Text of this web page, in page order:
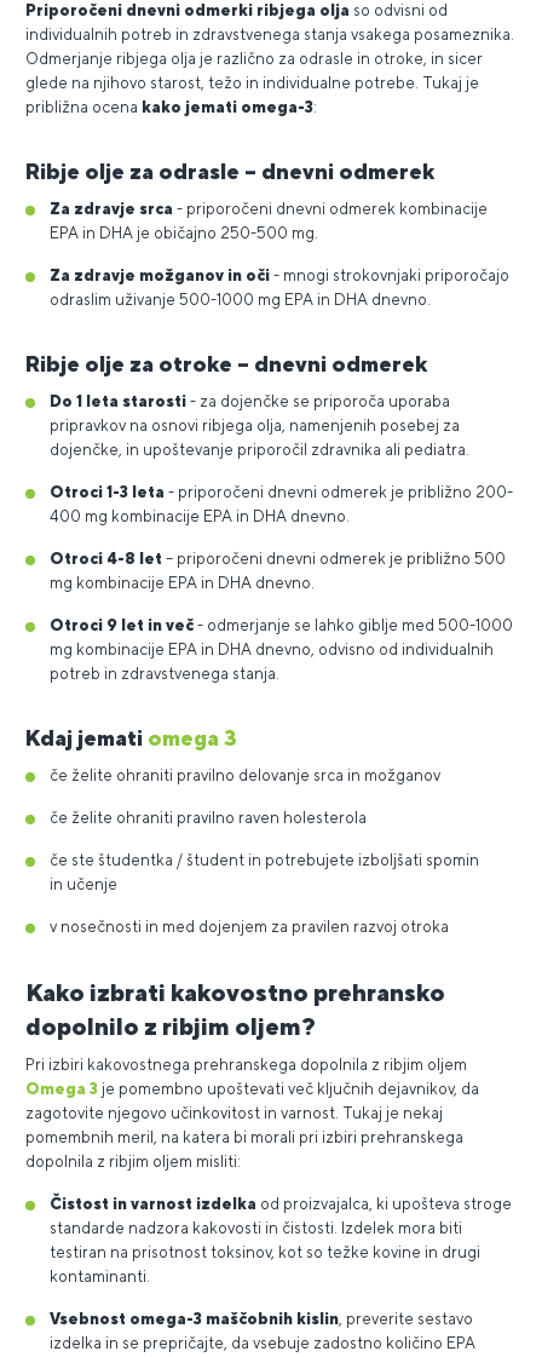
Priporočeni dnevni odmerki ribjega olja so odvisni od
individualnih potreb in zdravstvenega stanja vsakega posameznika.
Odmerjanje ribjega olja je različno za odrasle in otroke, in sicer
glede na njihovo starost, težo in individualne potrebe. Tukaj je
približna ocena kako jemati omega-3:
Ribje olje za odrasle – dnevni odmerek
Za zdravje srca - priporočeni dnevni odmerek kombinacije
EPA in DHA je običajno 250-500 mg.
Za zdravje možganov in oči - mnogi strokovnjaki priporočajo
odraslim uživanje 500-1000 mg EPA in DHA dnevno.
Ribje olje za otroke – dnevni odmerek
Do 1 leta starosti - za dojenčke se priporoča uporaba
pripravkov na osnovi ribjega olja, namenjenih posebej za
dojenčke, in upoštevanje priporočil zdravnika ali pediatra.
Otroci 1-3 leta - priporočeni dnevni odmerek je približno 200-
400 mg kombinacije EPA in DHA dnevno.
Otroci 4-8 let – priporočeni dnevni odmerek je približno 500
mg kombinacije EPA in DHA dnevno.
Otroci 9 let in več - odmerjanje se lahko giblje med 500-1000
mg kombinacije EPA in DHA dnevno, odvisno od individualnih
potreb in zdravstvenega stanja.
Kdaj jemati omega 3
če želite ohraniti pravilno delovanje srca in možganov
če želite ohraniti pravilno raven holesterola
če ste študentka / študent in potrebujete izboljšati spomin
in učenje
v nosečnosti in med dojenjem za pravilen razvoj otroka
Kako izbrati kakovostno prehransko
dopolnilo z ribjim oljem?
Pri izbiri kakovostnega prehranskega dopolnila z ribjim oljem
Omega 3 je pomembno upoštevati več ključnih dejavnikov, da
zagotovite njegovo učinkovitost in varnost. Tukaj je nekaj
pomembnih meril, na katera bi morali pri izbiri prehranskega
dopolnila z ribjim oljem misliti:
Čistost in varnost izdelka od proizvajalca, ki upošteva stroge
standarde nadzora kakovosti in čistosti. Izdelek mora biti
testiran na prisotnost toksinov, kot so težke kovine in drugi
kontaminanti.
Vsebnost omega-3 maščobnih kislin, preverite sestavo
izdelka in se prepričajte, da vsebuje zadostno količino EPA